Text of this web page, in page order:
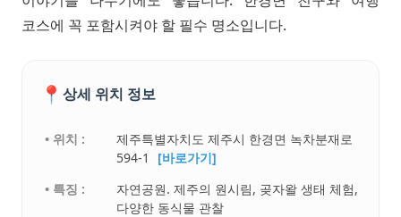
코스에 꼭 포함시켜야 할 필수 명소입니다.
📍 상세 위치 정보
• 위치 :
제주특별자치도 제주시 한경면 녹차분재로
594-1
[바로가기]
• 특징 :
자연공원. 제주의 원시림, 곶자왈 생태 체험,
다양한 동식물 관찰